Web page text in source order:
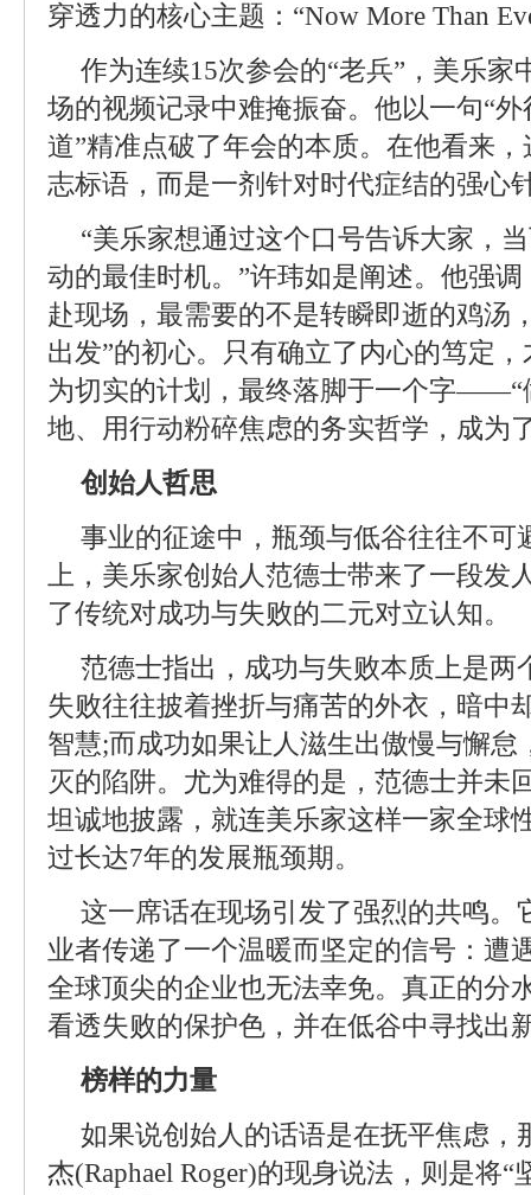
穿透力的核心主题：“Now More Than
作为连续15次参会的“老兵”，美乐家
场的视频记录中难掩振奋。他以一句“
道”精准点破了年会的本质。在他看来
志标语，而是一剂针对时代症结的强心
“美乐家想通过这个口号告诉大家，
动的最佳时机。”许玮如是阐述。他强
赴现场，最需要的不是转瞬即逝的鸡汤
出发”的初心。只有确立了内心的笃定
为切实的计划，最终落脚于一个字——“
地、用行动粉碎焦虑的务实哲学，成为
创始人哲思
事业的征途中，瓶颈与低谷往往不可
上，美乐家创始人范德士带来了一段发
了传统对成功与失败的二元对立认知。
范德士指出，成功与失败本质上是两
失败往往披着挫折与痛苦的外衣，暗中
智慧;而成功如果让人滋生出傲慢与懈怠
灭的陷阱。尤为难得的是，范德士并未
坦诚地披露，就连美乐家这样一家全球
过长达7年的发展瓶颈期。
这一席话在现场引发了强烈的共鸣。
业者传递了一个温暖而坚定的信号：遭
全球顶尖的企业也无法幸免。真正的分
看透失败的保护色，并在低谷中寻找出
榜样的力量
如果说创始人的话语是在抚平焦虑，
杰(Raphael Roger)的现身说法，则是将